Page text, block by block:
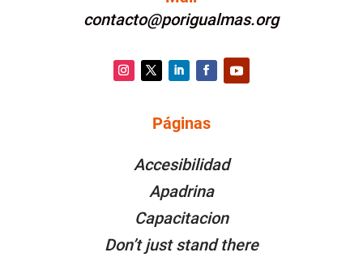
contacto@porigualmas.org
Facebook
Páginas
Accesibilidad
Apadrina
Capacitacion
Don’t just stand there